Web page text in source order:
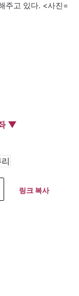
주고 있다. <사진=
▼
링크 복사